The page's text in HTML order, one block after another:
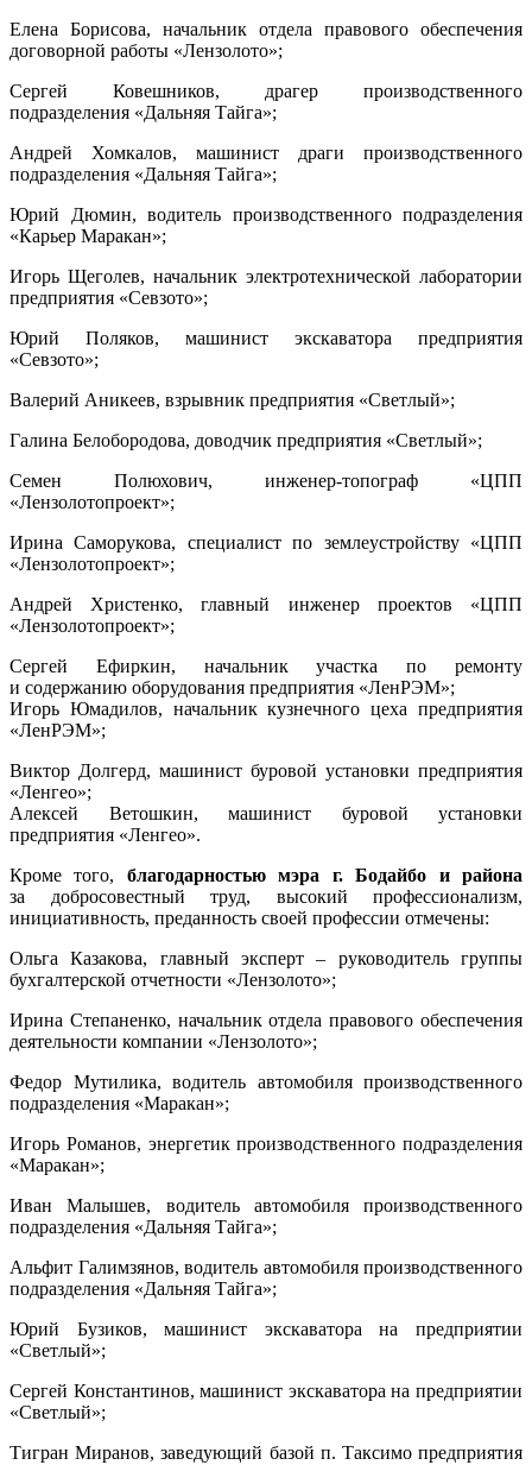
Елена Борисова, начальник отдела правового обеспечения
договорной работы «Лензолото»;
Сергей Ковешников, драгер производственного
подразделения «Дальняя Тайга»;
Андрей Хомкалов, машинист драги производственного
подразделения «Дальняя Тайга»;
Юрий Дюмин, водитель производственного подразделения
«Карьер Маракан»;
Игорь Щеголев, начальник электротехнической лаборатории
предприятия «Севзото»;
Юрий Поляков, машинист экскаватора предприятия
«Севзото»;
Валерий Аникеев, взрывник предприятия «Светлый»;
Галина Белобородова, доводчик предприятия «Светлый»;
Семен Полюхович, инженер-топограф «ЦПП
«Лензолотопроект»;
Ирина Саморукова, специалист по землеустройству «ЦПП
«Лензолотопроект»;
Андрей Христенко, главный инженер проектов «ЦПП
«Лензолотопроект»;
Сергей Ефиркин, начальник участка по ремонту
и содержанию оборудования предприятия «ЛенРЭМ»;
Игорь Юмадилов, начальник кузнечного цеха предприятия
«ЛенРЭМ»;
Виктор Долгерд, машинист буровой установки предприятия
«Ленгео»;
Алексей Ветошкин, машинист буровой установки
предприятия «Ленгео».
Кроме того, благодарностью мэра г. Бодайбо и района
за добросовестный труд, высокий профессионализм,
инициативность, преданность своей профессии отмечены:
Ольга Казакова, главный эксперт – руководитель группы
бухгалтерской отчетности «Лензолото»;
Ирина Степаненко, начальник отдела правового обеспечения
деятельности компании «Лензолото»;
Федор Мутилика, водитель автомобиля производственного
подразделения «Маракан»;
Игорь Романов, энергетик производственного подразделения
«Маракан»;
Иван Малышев, водитель автомобиля производственного
подразделения «Дальняя Тайга»;
Альфит Галимзянов, водитель автомобиля производственного
подразделения «Дальняя Тайга»;
Юрий Бузиков, машинист экскаватора на предприятии
«Светлый»;
Сергей Константинов, машинист экскаватора на предприятии
«Светлый»;
Тигран Миранов, заведующий базой п. Таксимо предприятия